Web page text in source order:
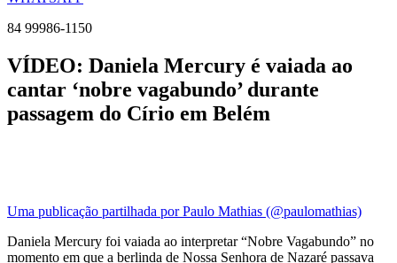
84 99986-1150
VÍDEO: Daniela Mercury é vaiada ao
cantar ‘nobre vagabundo’ durante
passagem do Círio em Belém
Uma publicação partilhada por Paulo Mathias (@paulomathias)
Daniela Mercury foi vaiada ao interpretar “Nobre Vagabundo” no
momento em que a berlinda de Nossa Senhora de Nazaré passava